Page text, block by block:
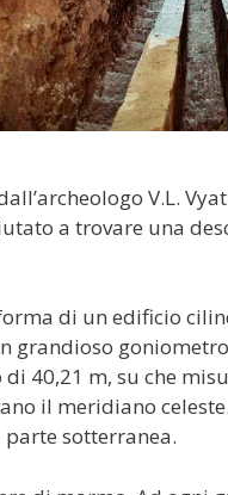
V.L.
a trovare una
di un edificio
grandioso
40,21 m, su che
il meridiano
parte sotterranea.